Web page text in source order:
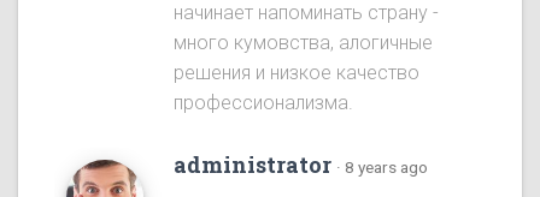
начинает напоминать страну -
много кумовства, алогичные
решения и низкое качество
профессионализма.
administrator · 8 years ago